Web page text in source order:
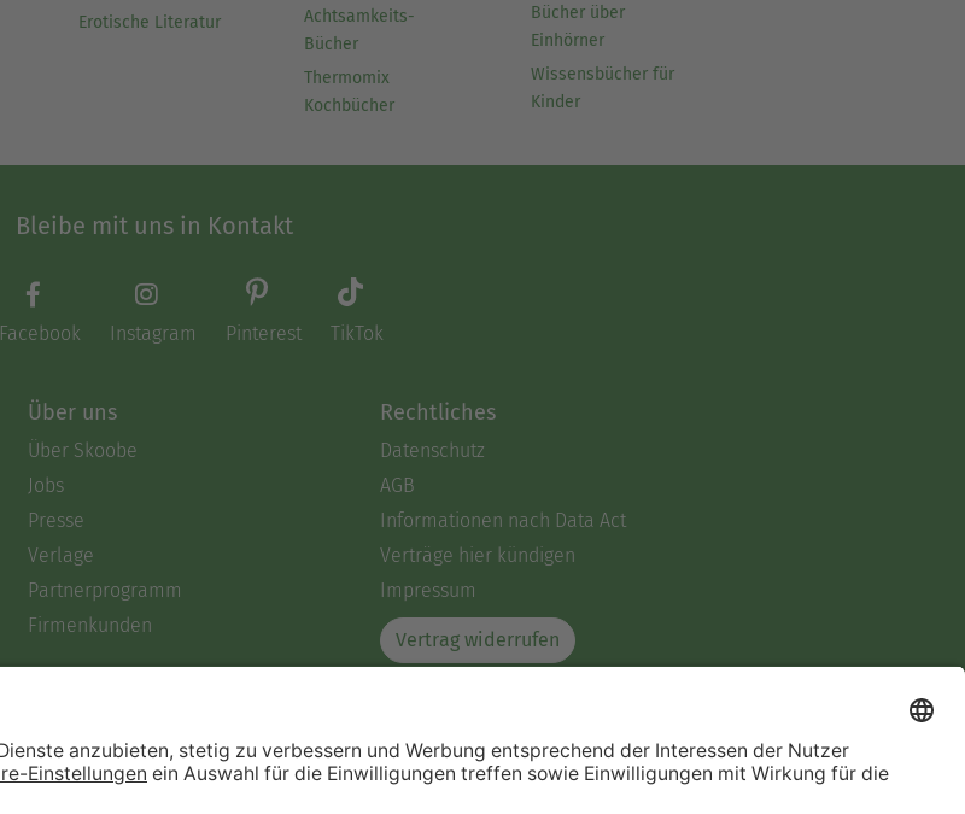
Erotische Literatur
Achtsamkeits-
Bücher
Thermomix
Kochbücher
Bücher über
Einhörner
Wissensbücher für
Kinder
Bleibe mit uns in Kontakt
Facebook Instagram Pinterest TikTok
Über uns
Über Skoobe
Jobs
Presse
Verlage
Partnerprogramm
Firmenkunden
Rechtliches
Datenschutz
AGB
Informationen nach Data Act
Verträge hier kündigen
Impressum
Vertrag widerrufen